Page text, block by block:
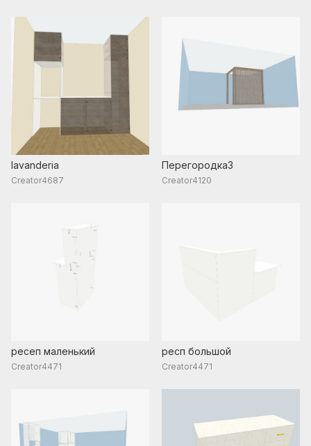
lavanderia
Creator4687
Перегородка3
Creator4120
ресеп маленький
Creator4471
респ большой
Creator4471